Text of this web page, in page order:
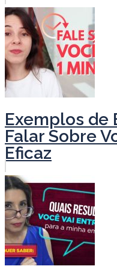
Exemplos de
Falar Sobre
Eficaz